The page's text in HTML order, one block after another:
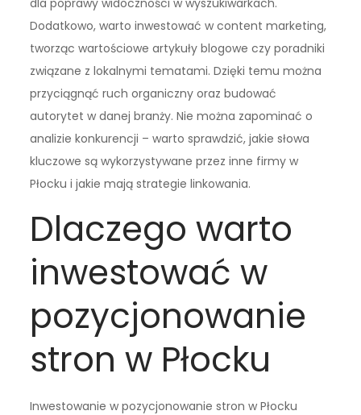
Dodatkowo, warto inwestować w content marketing,
tworząc wartościowe artykuły blogowe czy poradniki
związane z lokalnymi tematami. Dzięki temu można
przyciągnąć ruch organiczny oraz budować
autorytet w danej branży. Nie można zapominać o
analizie konkurencji – warto sprawdzić, jakie słowa
kluczowe są wykorzystywane przez inne firmy w
Płocku i jakie mają strategie linkowania.
Dlaczego warto
inwestować w
pozycjonowanie
stron w Płocku
Inwestowanie w pozycjonowanie stron w Płocku